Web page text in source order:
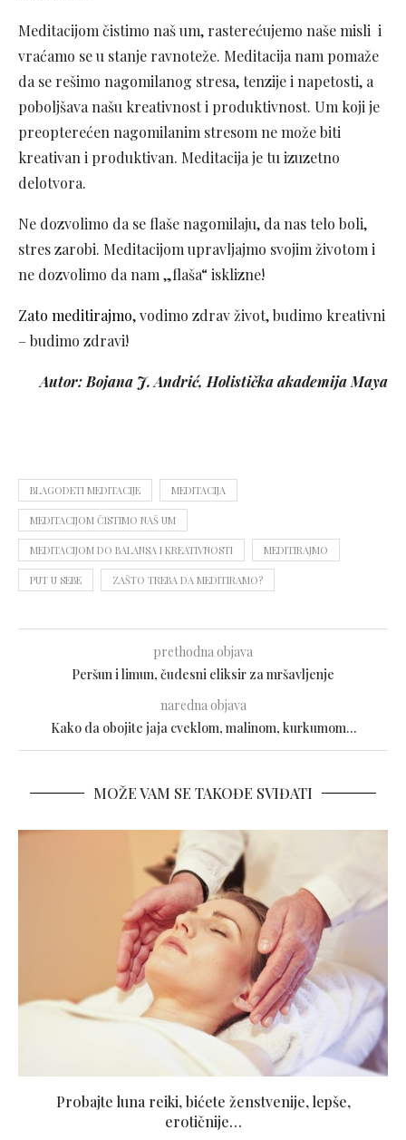
Meditacijom čistimo naš um, rasterećujemo naše misli i
vraćamo se u stanje ravnoteže. Meditacija nam pomaže
da se rešimo nagomilanog stresa, tenzije i napetosti, a
poboljšava našu kreativnost i produktivnost. Um koji je
preopterećen nagomilanim stresom ne može biti
kreativan i produktivan. Meditacija je tu izuzetno
delotvora.
Ne dozvolimo da se flaše nagomilaju, da nas telo boli,
stres zarobi. Meditacijom upravljajmo svojim životom i
ne dozvolimo da nam „flaša“ isklizne!
Zato meditirajmo, vodimo zdrav život, budimo kreativni
– budimo zdravi!
Autor: Bojana J. Andrić, Holistička akademija Maya
BLAGODETI MEDITACIJE MEDITACIJA
MEDITACIJOM ČISTIMO NAŠ UM
MEDITACIJOM DO BALANSA I KREATIVNOSTI MEDITIRAJMO
PUT U SEBE ZAŠTO TREBA DA MEDITIRAMO?
prethodna objava
Peršun i limun, čudesni eliksir za mršavljenje
naredna objava
Kako da obojite jaja cveklom, malinom, kurkumom…
MOŽE VAM SE TAKOĐE SVIĐATI
Probajte luna reiki, bićete ženstvenije, lepše,
erotičnije…